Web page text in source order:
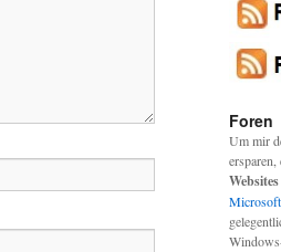
Foren
Um mir
Websites